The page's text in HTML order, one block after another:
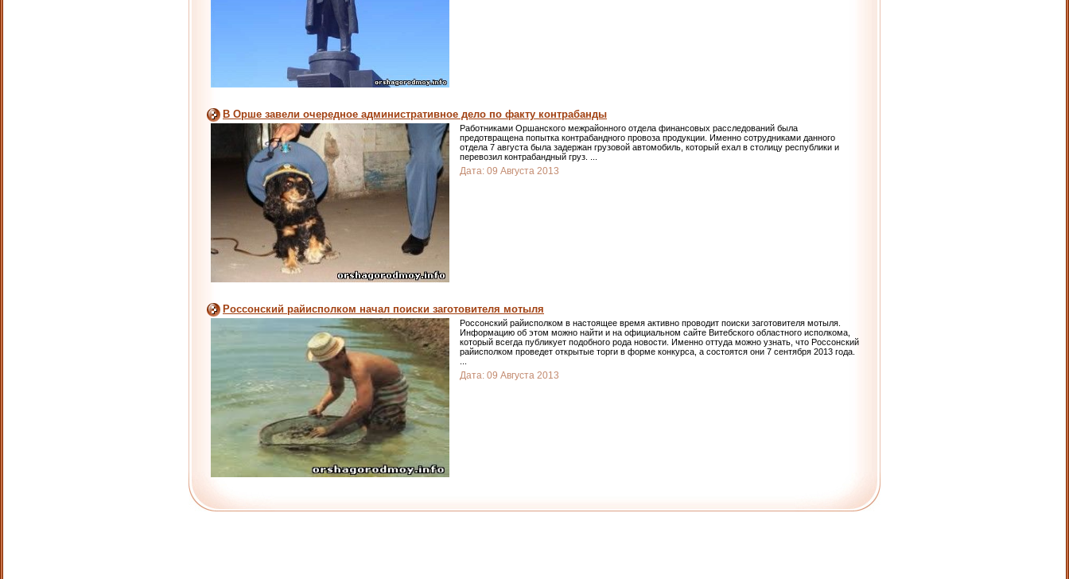
В Орше завели очередное административное дело по факту контрабанды
Работниками Оршанского межрайонного отдела финансовых расследований была
предотвращена попытка контрабандного провоза продукции. Именно сотрудниками данного
отдела 7 августа была задержан грузовой автомобиль, который ехал в столицу республики и
перевозил контрабандный груз.
Дата: 09 Августа 2013
Россонский райисполком начал поиски заготовителя мотыля
Россонский райисполком в настоящее время активно проводит поиски заготовителя мотыля.
Информацию об этом можно найти и на официальном сайте Витебского областного исполкома,
который всегда публикует подобного рода новости. Именно оттуда можно узнать, что Россонский
райисполком проведет открытые торги в форме конкурса, а состоятся они 7 сентября 2013 года.
Дата: 09 Августа 2013